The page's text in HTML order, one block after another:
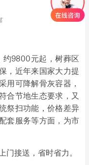
约9800元起，树葬区
，近年来国家大力提
用可降解骨灰容器，
合节地生态要求，又
祭扫功能，价格差异
套服务等方面，为市
接送，省时省力。